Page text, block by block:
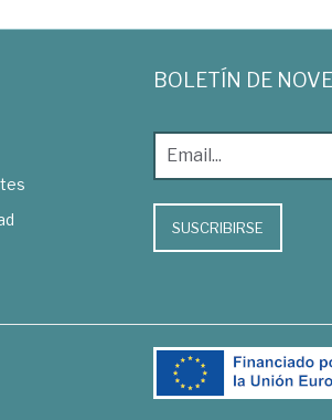
BOLETÍN DE
SUSCRIBIRSE